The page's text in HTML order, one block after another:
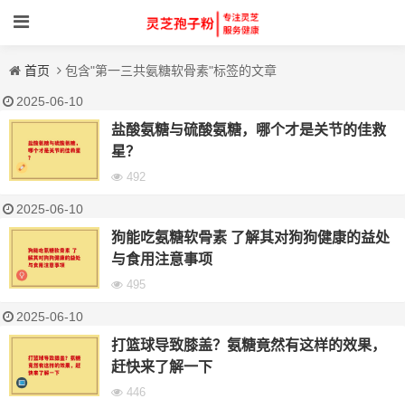
首页 包含"第一三共氨糖软骨素"标签的文章
2025-06-10
盐酸氨糖与硫酸氨糖，哪个才是关节的佳救
星？
492
2025-06-10
狗能吃氨糖软骨素 了解其对狗狗健康的益处
与食用注意事项
495
2025-06-10
打篮球导致膝盖？氨糖竟然有这样的效果，
赶快来了解一下
446